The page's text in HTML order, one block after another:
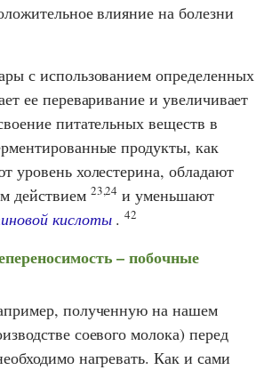
влияние на болезни
с использованием определенных
ее переваривание и увеличивает
питательных веществ в
продукты, как
уровень холестерина, обладают
действием 23,24 и уменьшают
кислоты.42
– побочные
полученную на нашем
соевого молока) перед
нагревать. Как и сами